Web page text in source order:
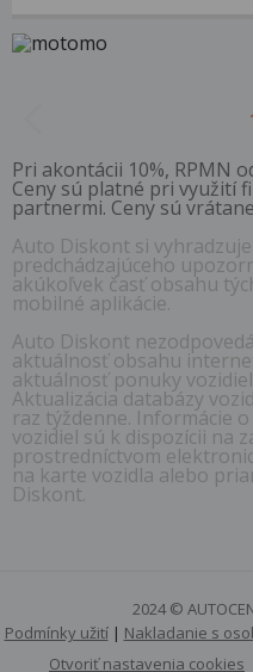
Pri akontácii 10%, RPMN
Ceny sú platné pri využití
partnermi. Ceny sú
Auto Diskont si
predchádzajúceho
akúkoľvek časť obsahu
mobilné aplikácie.
Auto Diskont
aktuálnosť obsahu
aktuálnosť ponuky
Aktualizácia databázy
raz týždenne. Informácie
vozidiel sú k dispozícii na
prostredníctvom
na karte vozidla alebo
Diskont.
2024 ©
Podmínky užití| Nakladanie s
Otvoriť nastavenia cookies